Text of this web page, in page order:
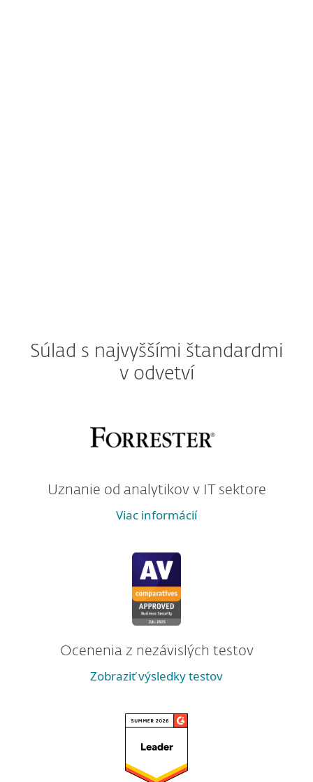
Súlad s najvyššími štandardmi
v odvetví
Uznanie od analytikov v IT sektore
Viac informácií
Ocenenia z nezávislých testov
Zobraziť výsledky testov